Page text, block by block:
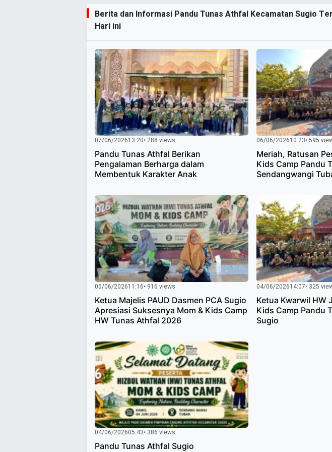
Berita dan Informasi Pandu Tunas Athfal Kecamatan Sugio
Hari ini
07/06/202613:20• 288 views
Pandu Tunas Athfal Berikan
Pengalaman Berharga dalam
Membentuk Karakter Anak
06/06/202610:23• 595
Meriah, Ratusan
Kids Camp Pandu
Sendangwangi
05/06/202611:16• 916 views
Ketua Majelis PAUD Dasmen PCA Sugio
Apresiasi Suksesnya Mom & Kids Camp
HW Tunas Athfal 2026
04/06/202614:07• 325
Ketua Kwarwil HW
Kids Camp Pandu
Sugio
04/06/202605:43• 386 views
Pandu Tunas Athfal Sugio